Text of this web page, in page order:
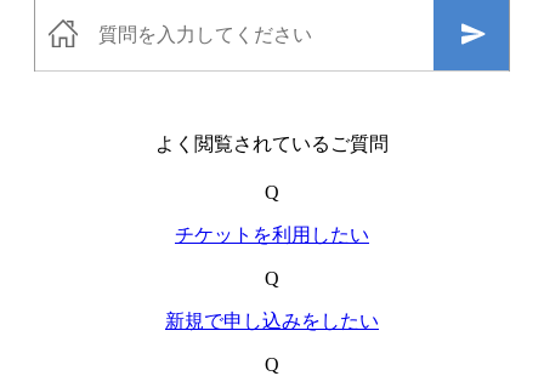
よく閲覧されているご質問
Q
チケットを利用したい
Q
新規で申し込みをしたい
Q